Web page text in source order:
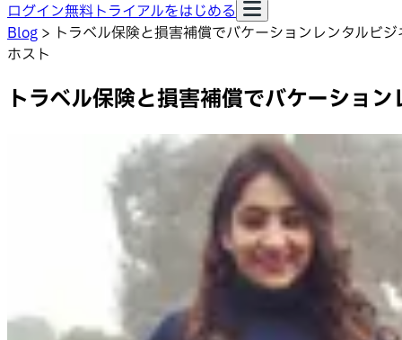
ログイン無料トライアルをはじめる
Blog > トラベル保険と損害補償でバケーションレンタルビ
ホスト
トラベル保険と損害補償でバケーショ